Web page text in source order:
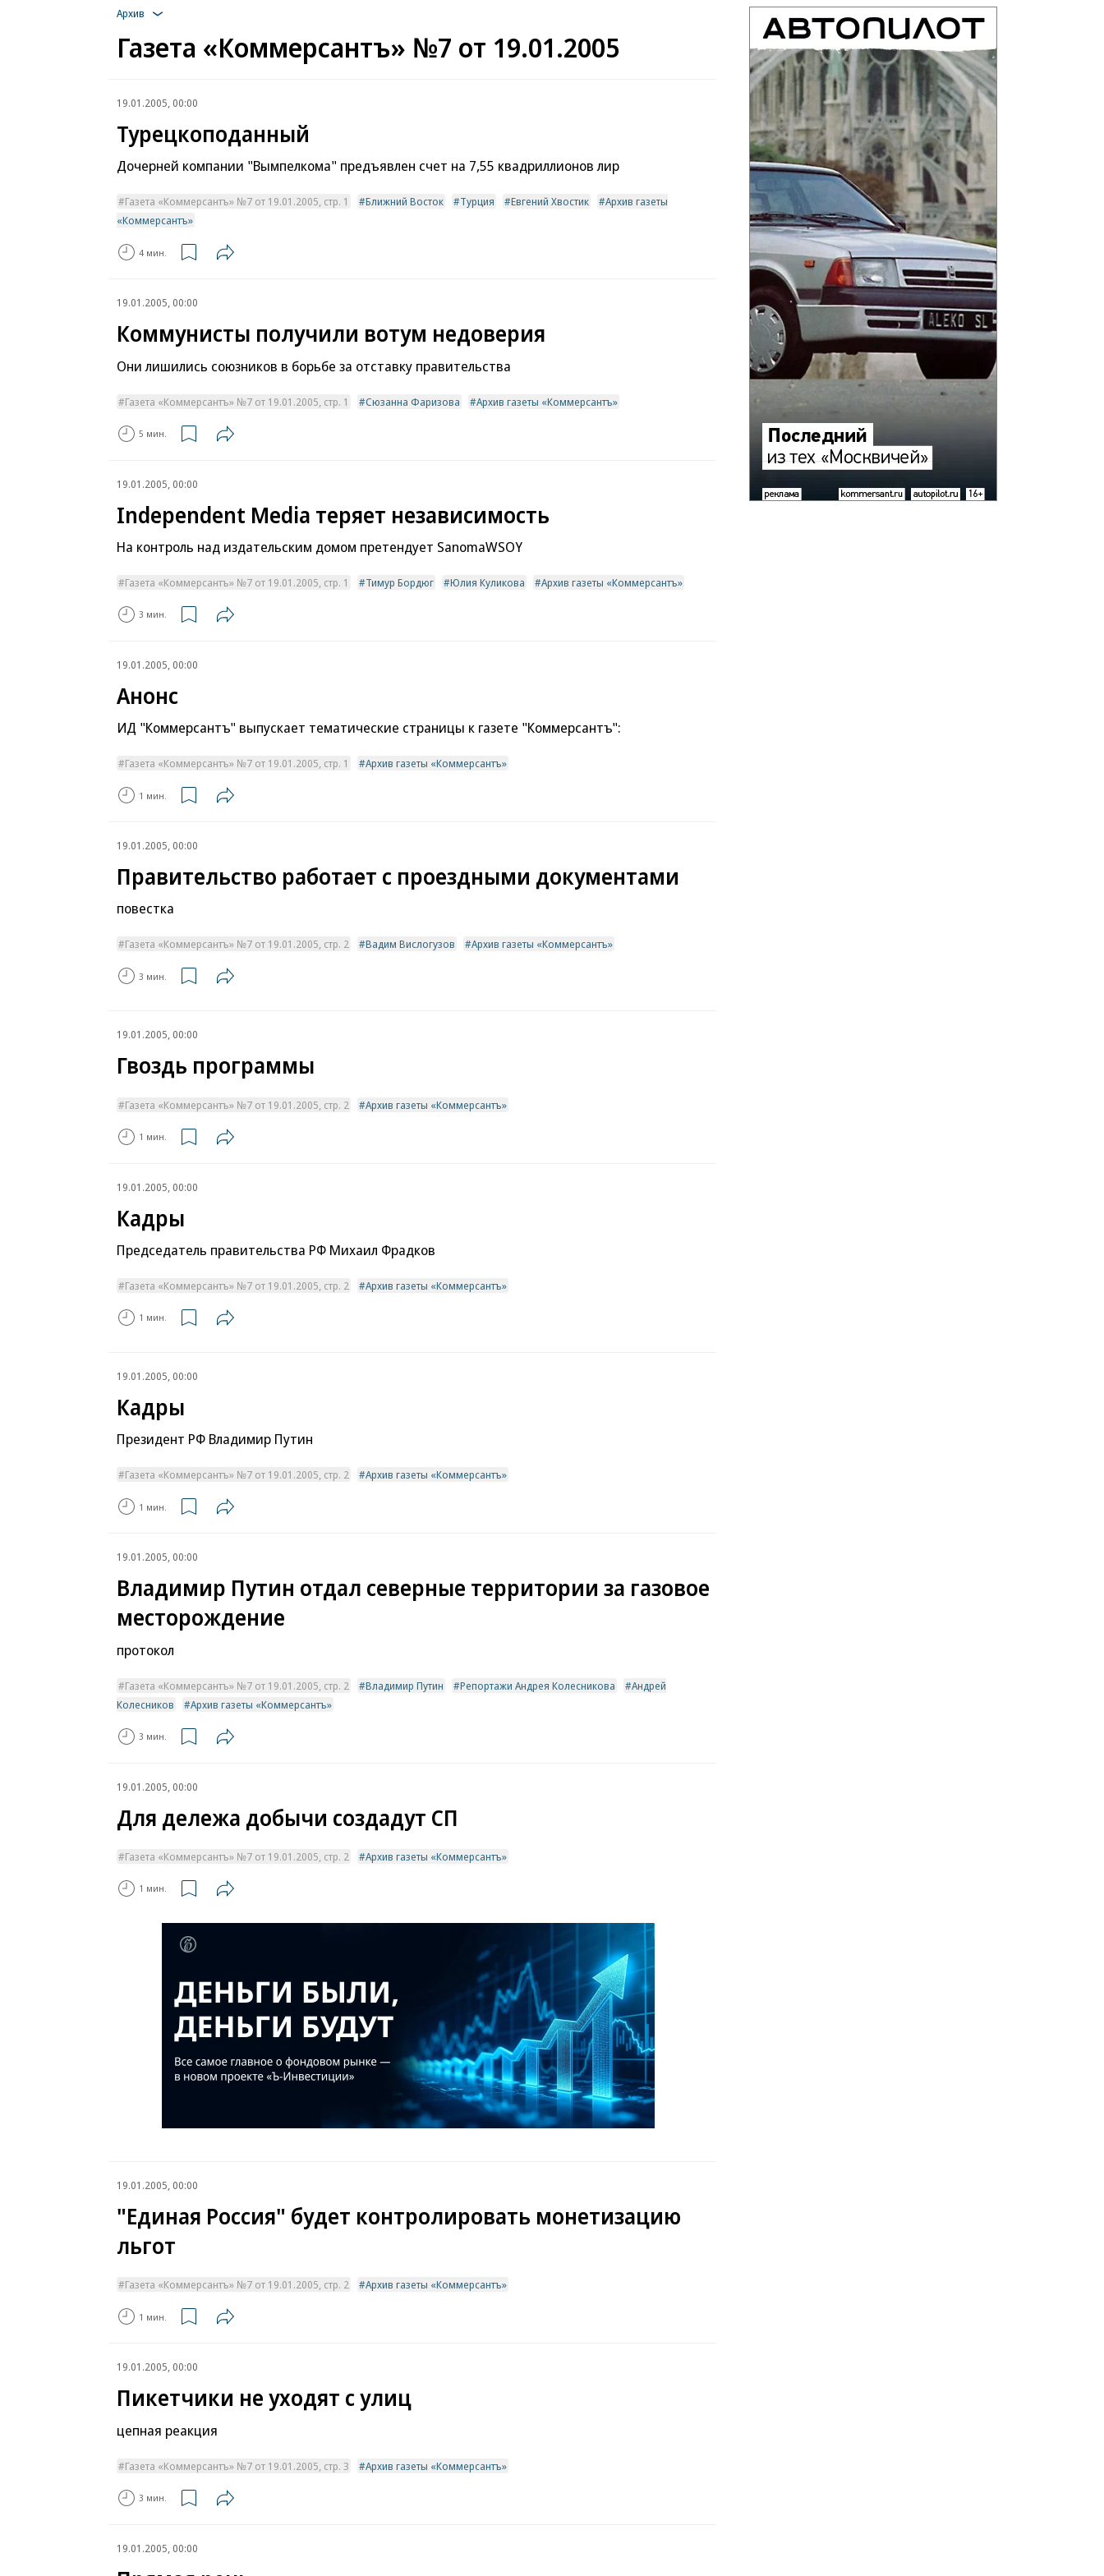
Архив
Газета «Коммерсантъ» №7 от 19.01.2005
19.01.2005, 00:00
Турецкоподанный
Дочерней компании "Вымпелкома" предъявлен счет на 7,55 квадриллионов лир
Газета «Коммерсантъ» №7 от 19.01.2005, стр. 1 Ближний Восток Турция Евгений Хвостик
Архив газеты
«Коммерсантъ»
4 мин.
19.01.2005, 00:00
Коммунисты получили вотум недоверия
Они лишились союзников в борьбе за отставку правительства
Газета «Коммерсантъ» №7 от 19.01.2005, стр. 1 Сюзанна Фаризова Архив газеты «Коммерсантъ»
5 мин.
19.01.2005, 00:00
Independent Media теряет независимость
На контроль над издательским домом претендует SanomaWSOY
Газета «Коммерсантъ» №7 от 19.01.2005, стр. 1 Тимур Бордюг Юлия Куликова Архив газеты «Коммерсантъ»
3 мин.
19.01.2005, 00:00
Анонс
ИД "Коммерсантъ" выпускает тематические страницы к газете "Коммерсантъ":
Газета «Коммерсантъ» №7 от 19.01.2005, стр. 1 Архив газеты «Коммерсантъ»
1 мин.
19.01.2005, 00:00
Правительство работает с проездными документами
повестка
Газета «Коммерсантъ» №7 от 19.01.2005, стр. 2 Вадим Вислогузов Архив газеты «Коммерсантъ»
3 мин.
19.01.2005, 00:00
Гвоздь программы
Газета «Коммерсантъ» №7 от 19.01.2005, стр. 2 Архив газеты «Коммерсантъ»
1 мин.
19.01.2005, 00:00
Кадры
Председатель правительства РФ Михаил Фрадков
Газета «Коммерсантъ» №7 от 19.01.2005, стр. 2 Архив газеты «Коммерсантъ»
1 мин.
19.01.2005, 00:00
Кадры
Президент РФ Владимир Путин
Газета «Коммерсантъ» №7 от 19.01.2005, стр. 2 Архив газеты «Коммерсантъ»
1 мин.
19.01.2005, 00:00
Владимир Путин отдал северные территории за газовое
месторождение
протокол
Газета «Коммерсантъ» №7 от 19.01.2005, стр. 2 Владимир Путин Репортажи Андрея Колесникова
Андрей
Колесников
Архив газеты «Коммерсантъ»
3 мин.
19.01.2005, 00:00
Для дележа добычи создадут СП
Газета «Коммерсантъ» №7 от 19.01.2005, стр. 2 Архив газеты «Коммерсантъ»
1 мин.
19.01.2005, 00:00
"Единая Россия" будет контролировать монетизацию
льгот
Газета «Коммерсантъ» №7 от 19.01.2005, стр. 2 Архив газеты «Коммерсантъ»
1 мин.
19.01.2005, 00:00
Пикетчики не уходят с улиц
цепная реакция
Газета «Коммерсантъ» №7 от 19.01.2005, стр. 3 Архив газеты «Коммерсантъ»
3 мин.
19.01.2005, 00:00